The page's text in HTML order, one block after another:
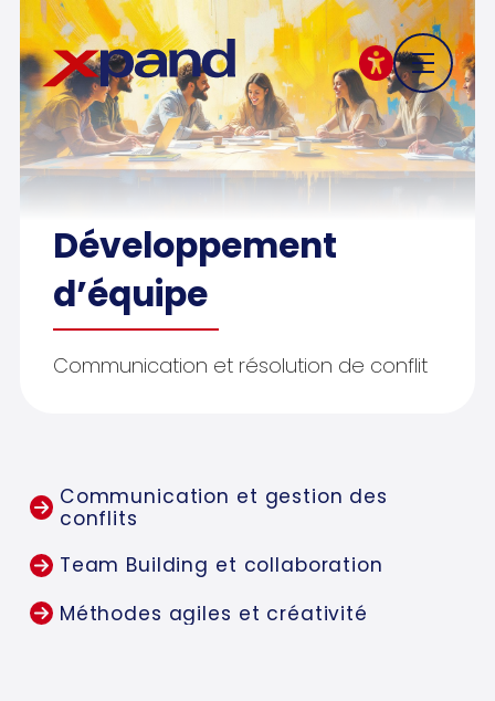
Développement
d’équipe
Communication et résolution de conflit
Communication et gestion des
conflits
Team Building et collaboration
Méthodes agiles et créativité